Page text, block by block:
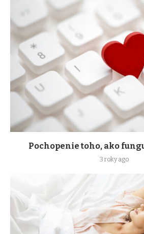
Pochopenie toho, ako
3 roky ago